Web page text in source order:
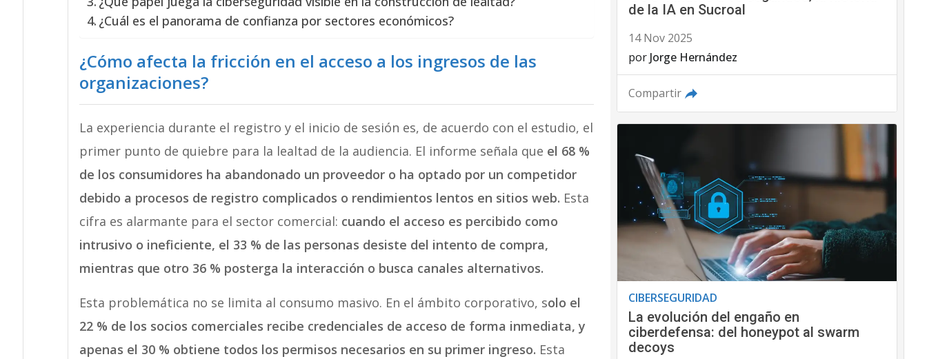
¿Cuál es el panorama de confianza por sectores económicos?
¿Cómo afecta la fricción en el acceso a los ingresos de las
organizaciones?
La experiencia durante el registro y el inicio de sesión es, de acuerdo con el estudio, el
primer punto de quiebre para la lealtad de la audiencia. El informe señala que el 68 %
de los consumidores ha abandonado un proveedor o ha optado por un competidor
debido a procesos de registro complicados o rendimientos lentos en sitios web. Esta
cifra es alarmante para el sector comercial: cuando el acceso es percibido como
intrusivo o ineficiente, el 33 % de las personas desiste del intento de compra,
mientras que otro 36 % posterga la interacción o busca canales alternativos.
Esta problemática no se limita al consumo masivo. En el ámbito corporativo, solo el
22 % de los socios comerciales recibe credenciales de acceso de forma inmediata, y
apenas el 30 % obtiene todos los permisos necesarios en su primer ingreso. Esta
de la IA en Sucroal
14 Nov 2025
por Jorge Hernández
Compartir
CIBERSEGURIDAD
La evolución del engaño en
ciberdefensa: del honeypot al swarm
decoys